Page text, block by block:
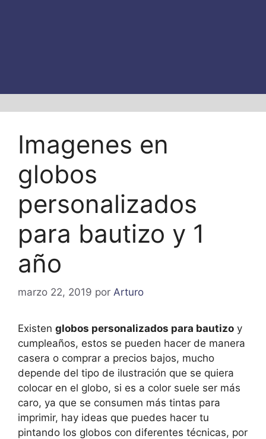
Imagenes en
globos
personalizados
para bautizo y 1
año
marzo 22, 2019 por Arturo
Existen globos personalizados para bautizo y
cumpleaños, estos se pueden hacer de manera
casera o comprar a precios bajos, mucho
depende del tipo de ilustración que se quiera
colocar en el globo, si es a color suele ser más
caro, ya que se consumen más tintas para
imprimir, hay ideas que puedes hacer tu
pintando los globos con diferentes técnicas, por